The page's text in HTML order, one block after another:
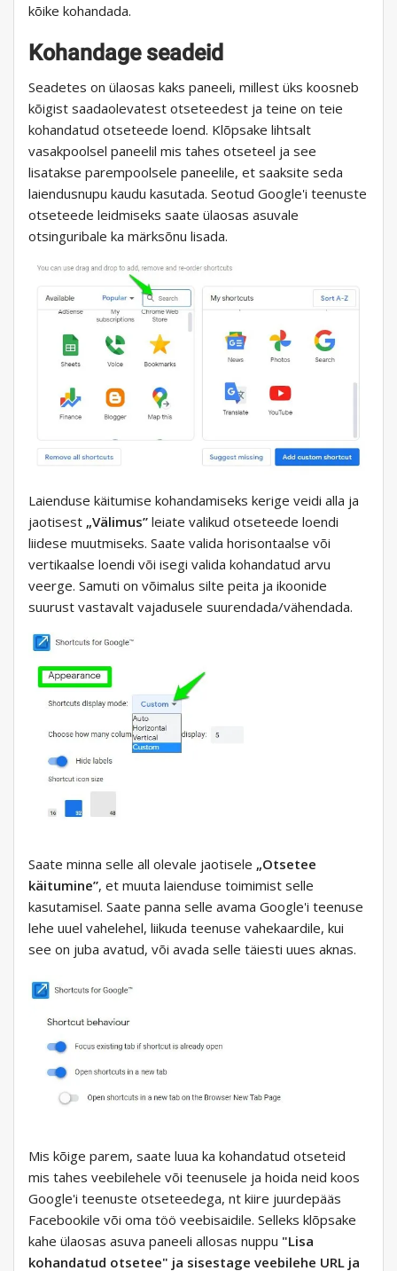
kõike kohandada.
Kohandage seadeid
Seadetes on ülaosas kaks paneeli, millest üks koosneb
kõigist saadaolevatest otseteedest ja teine ​​on teie
kohandatud otseteede loend. Klõpsake lihtsalt
vasakpoolsel paneelil mis tahes otseteel ja see
lisatakse parempoolsele paneelile, et saaksite seda
laiendusnupu kaudu kasutada. Seotud Google'i teenuste
otseteede leidmiseks saate ülaosas asuvale
otsinguribale ka märksõnu lisada.
Laienduse käitumise kohandamiseks kerige veidi alla ja
jaotisest „Välimus” leiate valikud otseteede loendi
liidese muutmiseks. Saate valida horisontaalse või
vertikaalse loendi või isegi valida kohandatud arvu
veerge. Samuti on võimalus silte peita ja ikoonide
suurust vastavalt vajadusele suurendada/vähendada.
Saate minna selle all olevale jaotisele „Otsetee
käitumine”, et muuta laienduse toimimist selle
kasutamisel. Saate panna selle avama Google'i teenuse
lehe uuel vahelehel, liikuda teenuse vahekaardile, kui
see on juba avatud, või avada selle täiesti uues aknas.
Mis kõige parem, saate luua ka kohandatud otseteid
mis tahes veebilehele või teenusele ja hoida neid koos
Google'i teenuste otseteedega, nt kiire juurdepääs
Facebookile või oma töö veebisaidile. Selleks klõpsake
kahe ülaosas asuva paneeli allosas nuppu "Lisa
kohandatud otsetee" ja sisestage veebilehe URL ja